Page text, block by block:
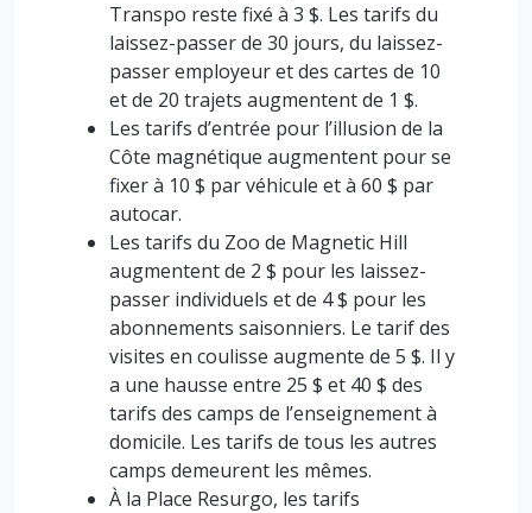
Transpo reste fixé à 3 $. Les tarifs du
laissez-passer de 30 jours, du laissez-
passer employeur et des cartes de 10
et de 20 trajets augmentent de 1 $.
Les tarifs d’entrée pour l’illusion de la
Côte magnétique augmentent pour se
fixer à 10 $ par véhicule et à 60 $ par
autocar.
Les tarifs du Zoo de Magnetic Hill
augmentent de 2 $ pour les laissez-
passer individuels et de 4 $ pour les
abonnements saisonniers. Le tarif des
visites en coulisse augmente de 5 $. Il y
a une hausse entre 25 $ et 40 $ des
tarifs des camps de l’enseignement à
domicile. Les tarifs de tous les autres
camps demeurent les mêmes.
À la Place Resurgo, les tarifs